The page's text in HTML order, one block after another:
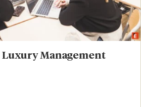
Luxury Management